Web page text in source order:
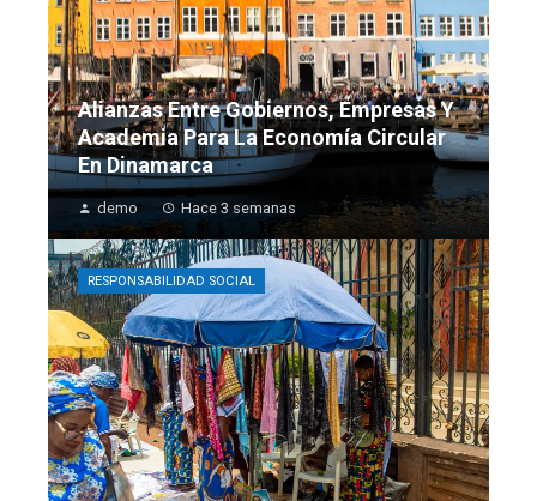
Alianzas Entre Gobiernos, Empresas Y
Academia Para La Economía Circular
En Dinamarca
demo Hace 3 semanas
RESPONSABILIDAD SOCIAL